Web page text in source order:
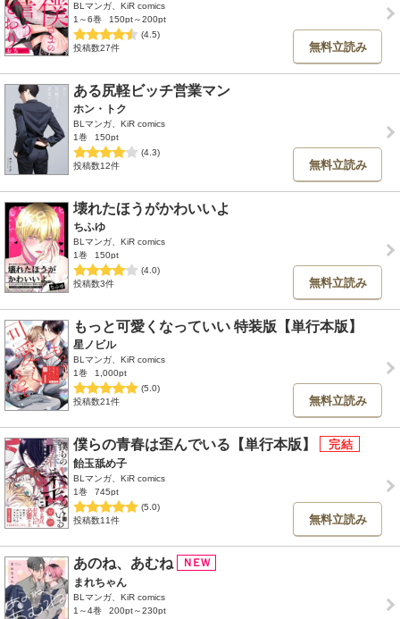
BLマンガ、KiR comics
1～6巻
150pt～200pt
(4.5)
投稿数27件
無料立読み
ある尻軽ビッチ営業マン
ホン・トク
BLマンガ、KiR comics
1巻
150pt
(4.3)
投稿数12件
無料立読み
壊れたほうがかわいいよ
ちふゆ
BLマンガ、KiR comics
1巻
150pt
(4.0)
投稿数3件
無料立読み
もっと可愛くなっていい 特装版【単行本版】
星ノビル
BLマンガ、KiR comics
1巻
1,000pt
(5.0)
投稿数21件
無料立読み
僕らの青春は歪んでいる【単行本版】
飴玉舐め子
BLマンガ、KiR comics
1巻
745pt
(5.0)
投稿数11件
無料立読み
あのね、あむね
まれちゃん
BLマンガ、KiR comics
1～4巻
200pt～230pt